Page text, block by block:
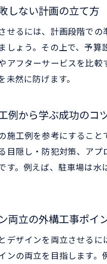
しない計画の立て方
せるには、計画段階で
しょう。その上で、予
アフターサービスを比
未然に防げます。
例から学ぶ成功のコ
施工例を参考にするこ
目隠し・防犯対策、ア
す。例えば、駐車場は
両立の外構工事ポイ
デザインを両立させる
ンの両立を目指します